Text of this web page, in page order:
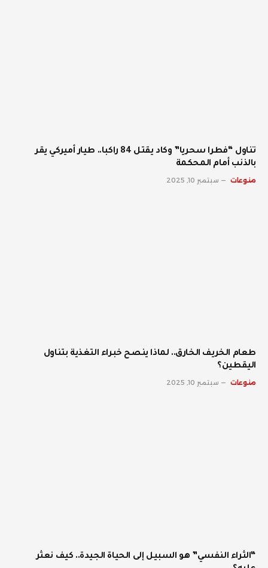
تناول “فطرا سحريا” وكاد يقتل 84 راكبا.. طيار أميركي يقر
بالذنب أمام المحكمة
منوعات سبتمبر 10, 2025
طعام الخريف الخارق.. لماذا ينصح خبراء التغذية بتناول
اليقطين؟
منوعات سبتمبر 10, 2025
“الثراء النفسي” هو السبيل إلى الحياة الجيدة.. كيف نعثر